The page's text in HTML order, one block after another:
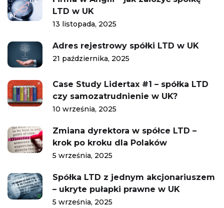
LTD w UK
13 listopada, 2025
Adres rejestrowy spółki LTD w UK
21 października, 2025
Case Study Lidertax #1 – spółka LTD
czy samozatrudnienie w UK?
10 września, 2025
Zmiana dyrektora w spółce LTD –
krok po kroku dla Polaków
5 września, 2025
Spółka LTD z jednym akcjonariuszem
– ukryte pułapki prawne w UK
5 września, 2025